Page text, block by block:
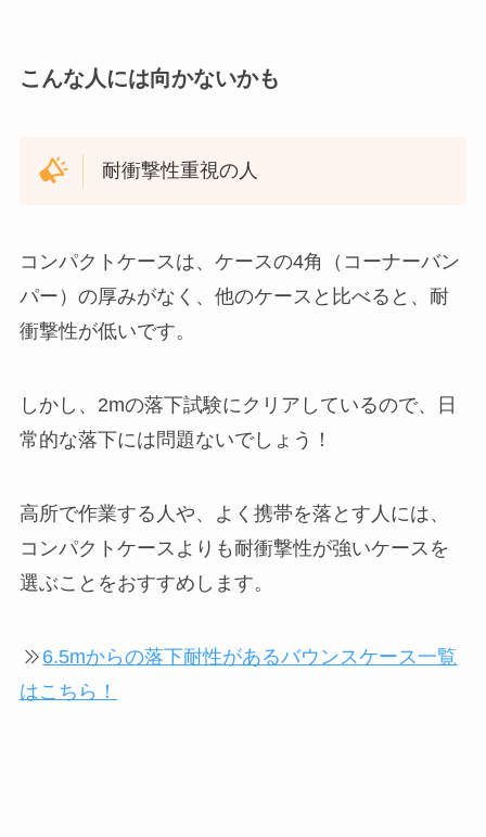
こんな人には向かないかも
耐衝撃性重視の人
コンパクトケースは、ケースの4角（コーナーバン
パー）の厚みがなく、他のケースと比べると、耐
衝撃性が低いです。
しかし、2mの落下試験にクリアしているので、日
常的な落下には問題ないでしょう！
高所で作業する人や、よく携帯を落とす人には、
コンパクトケースよりも耐衝撃性が強いケースを
選ぶことをおすすめします。
6.5mからの落下耐性があるバウンスケース一覧
はこちら！